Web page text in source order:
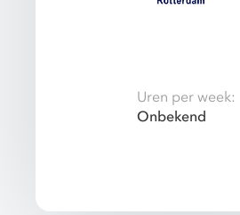
Uren per week:
Onbekend